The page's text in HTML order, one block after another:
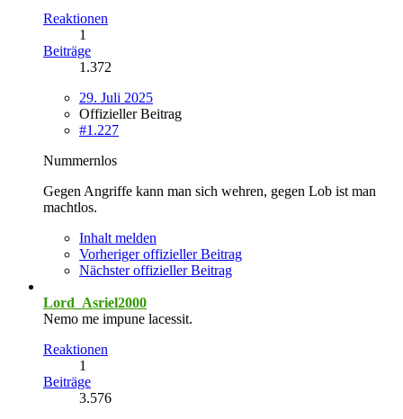
Reaktionen
1
Beiträge
1.372
29. Juli 2025
Offizieller Beitrag
#1.227
Nummernlos
Gegen Angriffe kann man sich wehren, gegen Lob ist man
machtlos.
Inhalt melden
Vorheriger offizieller Beitrag
Nächster offizieller Beitrag
Lord_Asriel2000
Nemo me impune lacessit.
Reaktionen
1
Beiträge
3.576